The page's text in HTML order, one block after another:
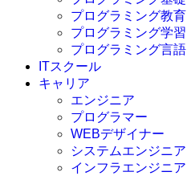
プログラミング教育
プログラミング学習
プログラミング言語
C言語
C#
VBA
Go言語
Kotlin
Java
ITスクール
キャリア
エンジニア
プログラマー
WEBデザイナー
システムエンジニア
インフラエンジニア